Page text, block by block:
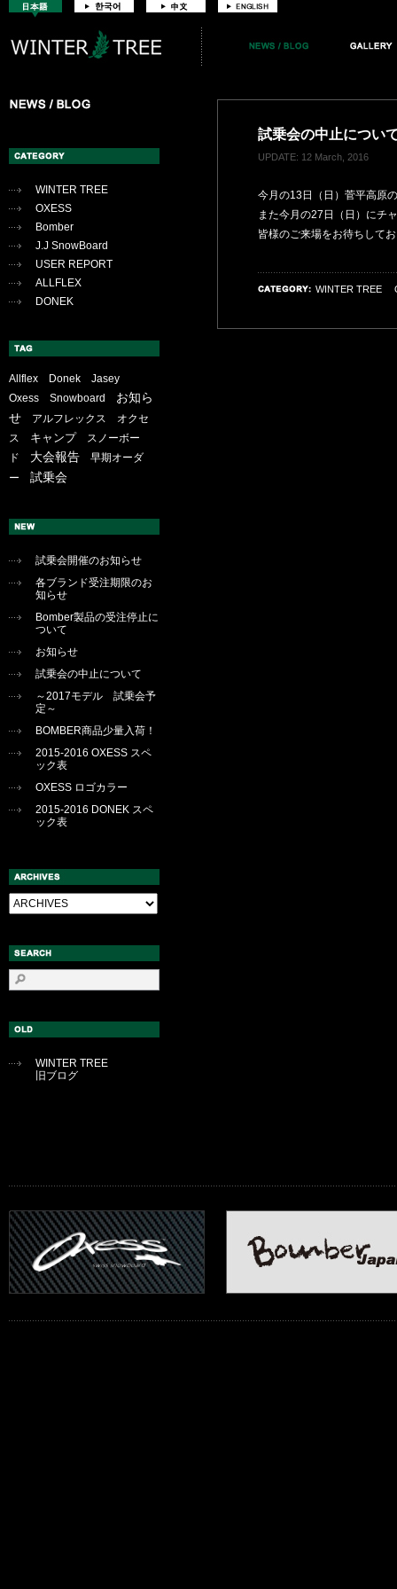
WINTER TREE
OXESS
Bomber
J.J SnowBoard
USER REPORT
ALLFLEX
DONEK
Allflex Donek
Jasey
Oxess
Snowboard
お知ら
せ
アルフレックス
オクセ
ス
キャンプ
スノーボー
ド
大会報告
早期オーダ
ー
試乗会
試乗会開催のお知らせ
各ブランド受注期限のお
知らせ
Bomber製品の受注停止に
ついて
お知らせ
試乗会の中止について
～2017モデル 試乗会予
定～
BOMBER商品少量入荷！
2015-2016 OXESS スペ
ック表
OXESS ロゴカラー
2015-2016 DONEK スペ
ック表
WINTER TREE
旧ブログ
試乗会の中止につい
UPDATE: 12 March, 2016
今月の13日（日）菅平高原
また今月の27日（日）にチ
皆様のご来場をお待ちして
WINTER TREE